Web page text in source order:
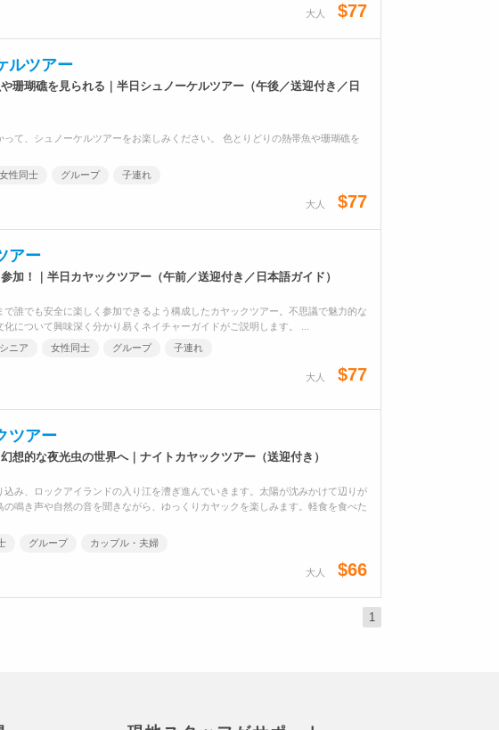
大人 $77
ルツアー
珊瑚礁を見られる｜半日シュノーケルツアー（午後／送迎付き／日
って、シュノーケルツアーをお楽しみください。 色とりどりの熱帯魚や珊瑚礁を
女性同士 グループ 子連れ
大人 $77
アー
加！｜半日カヤックツアー（午前／送迎付き／日本語ガイド）
で誰でも安全に楽しく参加できるよう構成したカヤックツアー。不思議で魅力的な
について興味深く分かり易くネイチャーガイドがご説明します。 ...
シニア 女性同士 グループ 子連れ
大人 $77
ツアー
想的な夜光虫の世界へ｜ナイトカヤックツアー（送迎付き）
込み、ロックアイランドの入り江を漕ぎ進んでいきます。太陽が沈みかけて辺りが
の鳴き声や自然の音を聞きながら、ゆっくりカヤックを楽しみます。軽食を食べた
グループ カップル・夫婦
大人 $66
1